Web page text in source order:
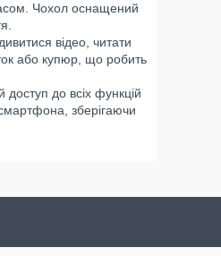
Чохол оснащений
відео, читати
або купюр, що робить
до всіх функцій
зберігаючи